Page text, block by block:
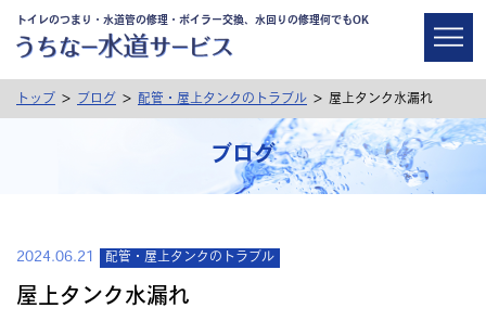
トイレのつまり・水道管の修理・ボイラー交換、水回りの修理何でもOK
トップ > ブログ > 配管・屋上タンクのトラブル > 屋上タンク水漏れ
ブログ
2024.06.21 配管・屋上タンクのトラブル
屋上タンク水漏れ